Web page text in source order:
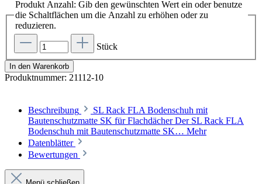
Produkt Anzahl: Gib den gewünschten Wert ein oder benutze
die Schaltflächen um die Anzahl zu erhöhen oder zu
reduzieren.
Stück
In den Warenkorb
Produktnummer: 21112-10
Beschreibung
SL Rack FLA Bodenschuh mit
Bautenschutzmatte SK für Flachdächer Der SL Rack FLA
Bodenschuh mit Bautenschutzmatte SK… Mehr
Datenblätter
Bewertungen